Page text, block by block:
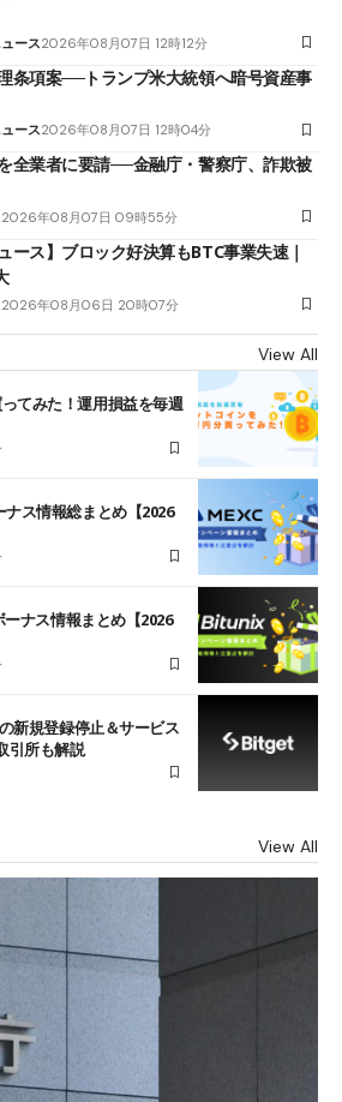
ース2026年08月07日 12時12分
条項案──トランプ米大統領へ暗号資産事
ース2026年08月07日 12時04分
全業者に要請──金融庁・警察庁、詐欺被
2026年08月07日 09時55分
ース】ブロック好決算もBTC事業失速｜
2026年08月06日 20時07分
View All
てみた！運用損益を毎週
ス情報総まとめ【2026
ナス情報まとめ【2026
新規登録停止＆サービス
引所も解説
View All